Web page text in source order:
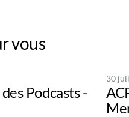
vous
Podcasts -
30